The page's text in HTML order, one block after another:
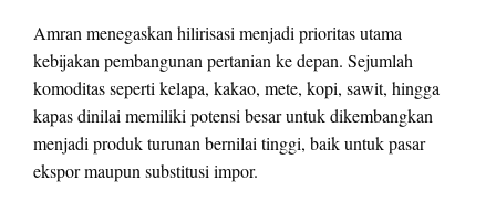
Amran menegaskan hilirisasi menjadi prioritas utama
kebijakan pembangunan pertanian ke depan. Sejumlah
komoditas seperti kelapa, kakao, mete, kopi, sawit, hingga
kapas dinilai memiliki potensi besar untuk dikembangkan
menjadi produk turunan bernilai tinggi, baik untuk pasar
ekspor maupun substitusi impor.